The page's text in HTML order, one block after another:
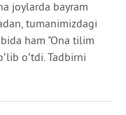
joylarda bayram
tumanimizdagi
ham "Ona tilim
oʻtdi. Tadbirni